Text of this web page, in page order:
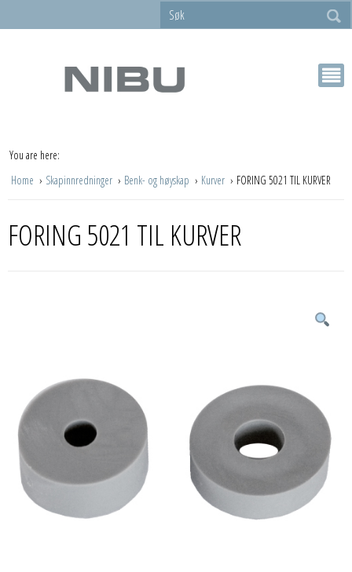
You are here:
Home
Skapinnredninger Benk- og høyskap Kurver FORING 5021 TIL KURVER
FORING 5021 TIL KURVER